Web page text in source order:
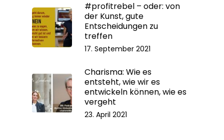
#profitrebel – oder: von
der Kunst, gute
Entscheidungen zu
treffen
17. September 2021
Charisma: Wie es
entsteht, wie wir es
entwickeln können, wie es
vergeht
23. April 2021